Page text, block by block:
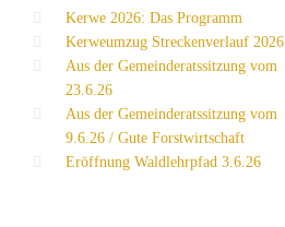
Kerwe 2026: Das Programm
Kerweumzug Streckenverlauf 2026
Aus der Gemeinderatssitzung vom
23.6.26
Aus der Gemeinderatssitzung vom
9.6.26 / Gute Forstwirtschaft
Eröffnung Waldlehrpfad 3.6.26